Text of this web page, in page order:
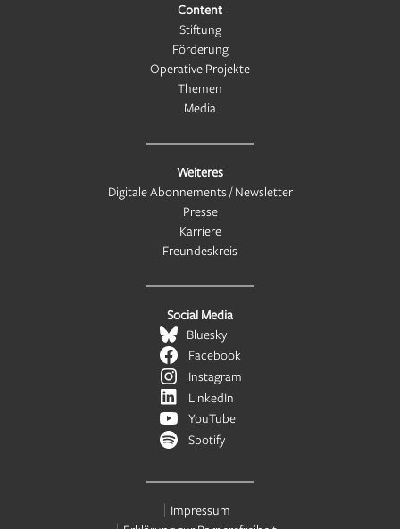
Content
Stiftung
Förderung
Operative Projekte
Themen
Media
Weiteres
Digitale Abonnements / Newsletter
Presse
Karriere
Freundeskreis
Social Media
Bluesky
Facebook
Instagram
LinkedIn
YouTube
Spotify
Impressum